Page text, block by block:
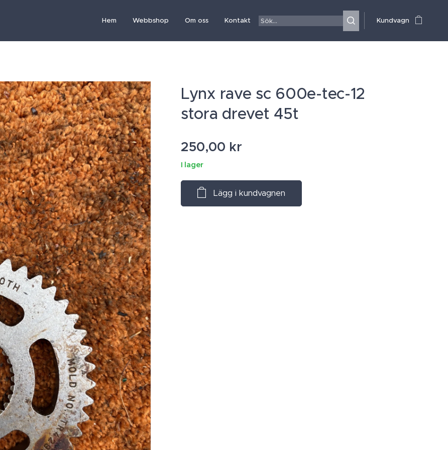
Hem Webbshop Om oss Kontakt Kundvagn
Lynx rave sc 600e-tec-12
stora drevet 45t
250,00 kr
I lager
Lägg i kundvagnen